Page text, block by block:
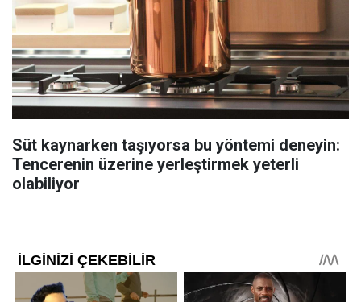
Süt kaynarken taşıyorsa bu yöntemi deneyin:
Tencerenin üzerine yerleştirmek yeterli
olabiliyor